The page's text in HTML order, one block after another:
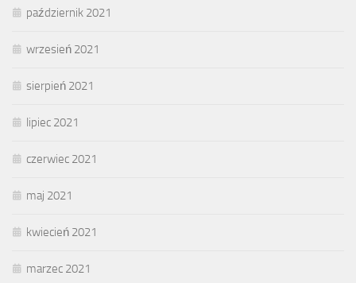
październik 2021
wrzesień 2021
sierpień 2021
lipiec 2021
czerwiec 2021
maj 2021
kwiecień 2021
marzec 2021